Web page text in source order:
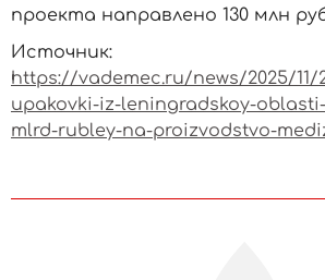
проекта направлено 130 млн
Источник:
https://vademec.ru/news/2025/
upakovki-iz-leningradskoy-
mlrd-rubley-na-proizvodstvo-